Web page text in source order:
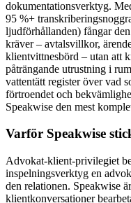
dokumentationsverktyg.
95 %+
ljudförhållanden) fångar
kräver – avtalsvillkor,
klientvittnesbörd – utan att
påträngande utrustning i
vattentätt register över vad
förtroendet och
Speakwise den mest
Varför Speakwise
Advokat-klient-privilegiet
inspelningsverktyg en
den relationen. Speakwise
klientkonversationer